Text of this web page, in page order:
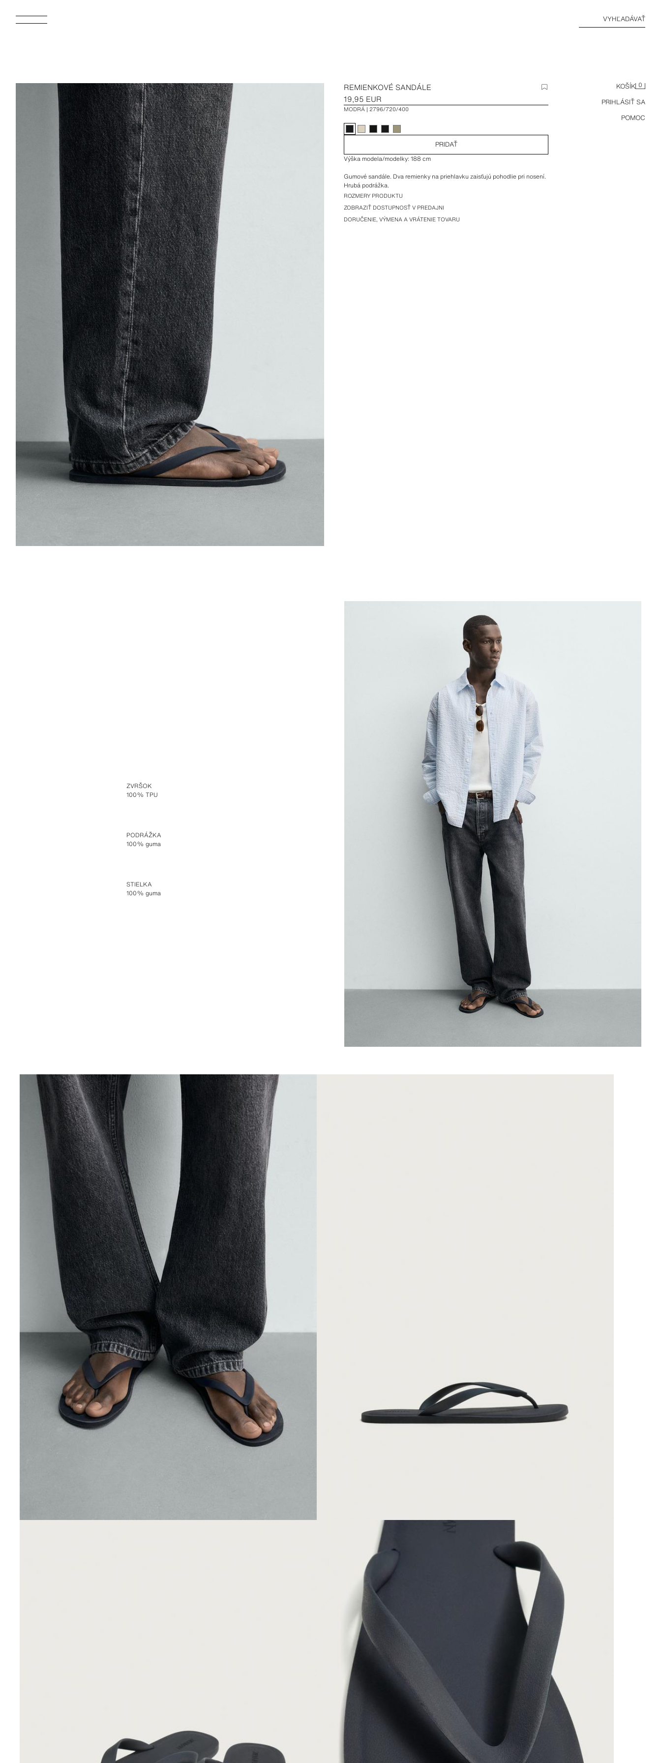
VYHĽADÁVAŤ
KOŠÍK 0
PRIHLÁSIŤ SA
POMOC
REMIENKOVÉ SANDÁLE
19,95 EUR
MODRÁ 2796/720/400
PRIDAŤ
Výška modela/modelky: 188 cm
Gumové sandále. Dva remienky na priehlavku zaisťujú pohodlie pri nosení.
Hrubá podrážka.
ROZMERY PRODUKTU
ZOBRAZIŤ DOSTUPNOSŤ V PREDAJNI
DORUČENIE, VÝMENA A VRÁTENIE TOVARU
ZVRŠOK
100% TPU
PODRÁŽKA
100% guma
STIELKA
100% guma